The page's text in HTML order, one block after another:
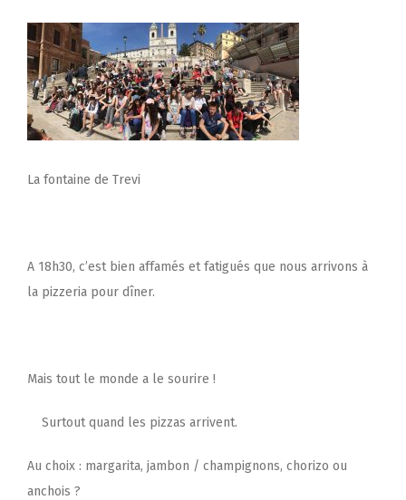
La fontaine de Trevi
A 18h30, c’est bien affamés et fatigués que nous arrivons à
la pizzeria pour dîner.
Mais tout le monde a le sourire !
Surtout quand les pizzas arrivent.
Au choix : margarita, jambon / champignons, chorizo ou
anchois ?